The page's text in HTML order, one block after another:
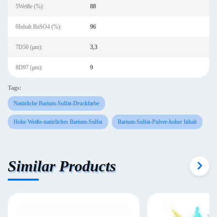
5Weiße (%): 88
6Inhalt BaSO4 (%): 96
7D50 (μm): 3,3
8D97 (μm): 9
Tags:
Natürliche Barium-Sulfat-Druckfarbe
Hohe Weiße-natürliches Barium-Sulfat Barium-Sulfat-Pulver-hoher Inhalt
Similar Products